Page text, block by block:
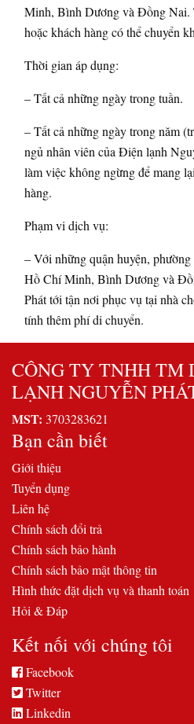
Minh, Bình Dương và Đồng Nai.
hoặc khách hàng có thể chuyển
Thời gian áp dụng:
– Tất cả những ngày trong tuần.
– Tất cả những ngày trong năm
ngủ nhân viên của Điện lạnh
làm việc không ngừng để mang
hàng.
Phạm vi dịch vụ:
– Với những quận huyện,
Hồ Chí Minh, Bình Dương và
Phát tới tận nơi phục vụ tại nhà
tính thêm phí di chuyển.
CÔNG TY TNHH TM
LẠNH NGUYỄN
MST: 3703283621
Bạn cần biết
Giới thiệu
Tuyển dụng
Liên hệ
Chính sách đổi trả
Chính sách bảo hành
Chính sách bảo mật thông tin
Hình thức đặt dịch vụ và thanh toán
Hỏi & Đáp
Kết nối với chúng tôi
Facebook
Twitter
Linkedin